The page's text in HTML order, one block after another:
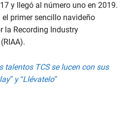
y llegó al número uno en 2019.
el primer sencillo navideño
la Recording Industry
talentos TCS se lucen con sus
y “Llévatelo”